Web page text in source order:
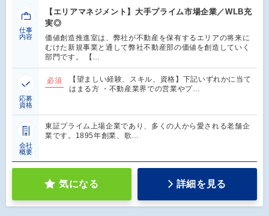
仕事
内容
【エリアマネジメント】大手プライム市場企業／WLB充
実◎
価値創造推進室は、弊社が不動産を保有するエリアの将来に
むけた新規事業と通して弊社不動産部の価値を創造していく
部門です。 【…
応募
資格
必須
【望ましい経験、スキル、資格】下記いずれかに当て
はまる方 ・不動産業界での営業やプ…
会社
概要
東証プライム上場企業であり、多くの人から愛される老舗企
業です。1895年創業、歌…
気になる 詳細を見る